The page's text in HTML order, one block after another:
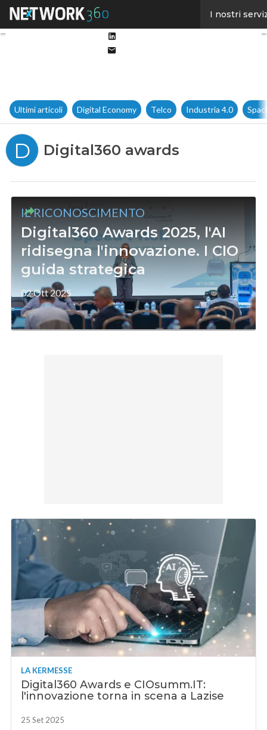
I nostri
Ultimi articoli Digital Economy Telco Industria 4.0
D Digital360 awards
IL RICONOSCIMENTO
Digital360 Awards 2025, l'AI
ridisegna l'innovazione. I CIO
guida strategica
02 Ott 2025
LA KERMESSE
Digital360 Awards e CIOsumm.IT:
l'innovazione torna in scena a Lazise
25 Set 2025